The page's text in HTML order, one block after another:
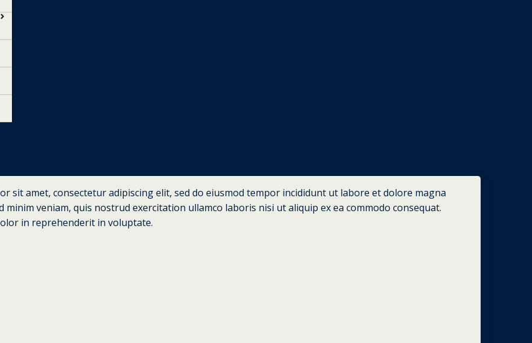
sit amet, consectetur adipiscing elit, sed do eiusmod tempor incididunt ut labore et dolore magna
minim veniam, quis nostrud exercitation ullamco laboris nisi ut aliquip ex ea commodo consequat.
in reprehenderit in voluptate.